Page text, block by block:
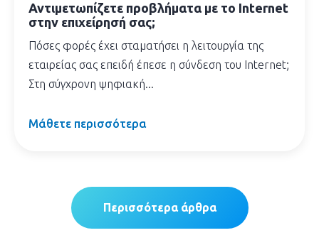
Αντιμετωπίζετε προβλήματα με το Internet
στην επιχείρησή σας;
Πόσες φορές έχει σταματήσει η λειτουργία της
εταιρείας σας επειδή έπεσε η σύνδεση του Internet;
Στη σύγχρονη ψηφιακή...
Μάθετε περισσότερα
Περισσότερα άρθρα